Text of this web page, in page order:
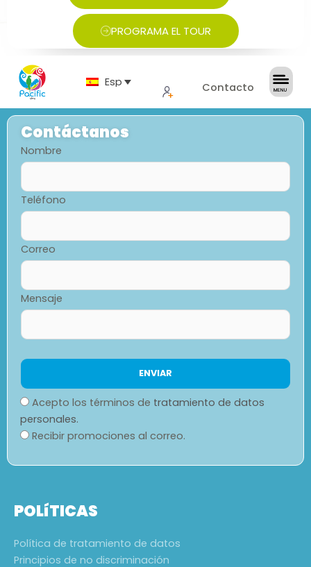
PROGRAMA EL TOUR
Español Contacto
Contáctanos
Nombre
Teléfono
Correo
Mensaje
Acepto los términos de tratamiento de datos
personales.
Recibir promociones al correo.
POLíTICAS
Política de tratamiento de datos
Principios de no discriminación